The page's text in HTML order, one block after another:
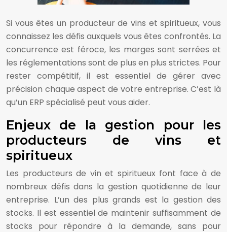
Si vous êtes un producteur de vins et spiritueux, vous
connaissez les défis auxquels vous êtes confrontés. La
concurrence est féroce, les marges sont serrées et
les réglementations sont de plus en plus strictes. Pour
rester compétitif, il est essentiel de gérer avec
précision chaque aspect de votre entreprise. C’est là
qu’un ERP spécialisé peut vous aider.
Enjeux de la gestion pour les
producteurs de vins et
spiritueux
Les producteurs de vin et spiritueux font face à de
nombreux défis dans la gestion quotidienne de leur
entreprise. L’un des plus grands est la gestion des
stocks. Il est essentiel de maintenir suffisamment de
stocks pour répondre à la demande, sans pour